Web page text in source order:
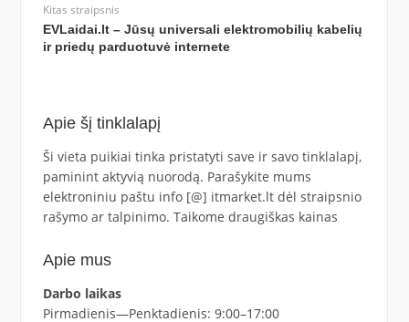
Kitas straipsnis
EVLaidai.lt – Jūsų universali elektromobilių kabelių
ir priedų parduotuvė internete
Apie šį tinklalapį
Ši vieta puikiai tinka pristatyti save ir savo tinklalapį,
paminint aktyvią nuorodą. Parašykite mums
elektroniniu paštu info [@] itmarket.lt dėl straipsnio
rašymo ar talpinimo. Taikome draugiškas kainas
Apie mus
Darbo laikas
Pirmadienis—Penktadienis: 9:00–17:00